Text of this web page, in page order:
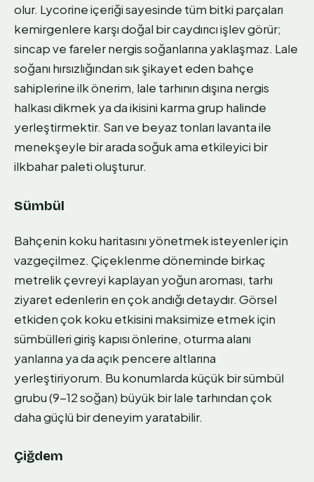
olur. Lycorine içeriği sayesinde tüm bitki parçaları
kemirgenlere karşı doğal bir caydırıcı işlev görür;
sincap ve fareler nergis soğanlarına yaklaşmaz. Lale
soğanı hırsızlığından sık şikayet eden bahçe
sahiplerine ilk önerim, lale tarhının dışına nergis
halkası dikmek ya da ikisini karma grup halinde
yerleştirmektir. Sarı ve beyaz tonları lavanta ile
menekşeyle bir arada soğuk ama etkileyici bir
ilkbahar paleti oluşturur.
Sümbül
Bahçenin koku haritasını yönetmek isteyenler için
vazgeçilmez. Çiçeklenme döneminde birkaç
metrelik çevreyi kaplayan yoğun aroması, tarhı
ziyaret edenlerin en çok andığı detaydır. Görsel
etkiden çok koku etkisini maksimize etmek için
sümbülleri giriş kapısı önlerine, oturma alanı
yanlarına ya da açık pencere altlarına
yerleştiriyorum. Bu konumlarda küçük bir sümbül
grubu (9-12 soğan) büyük bir lale tarhından çok
daha güçlü bir deneyim yaratabilir.
Çiğdem